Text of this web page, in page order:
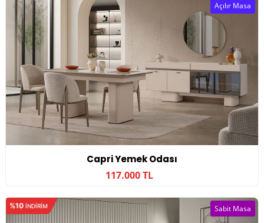
Capri Yemek Odası
117.000 TL
Açılır Masa
%10 INDIRIM Sabit Masa